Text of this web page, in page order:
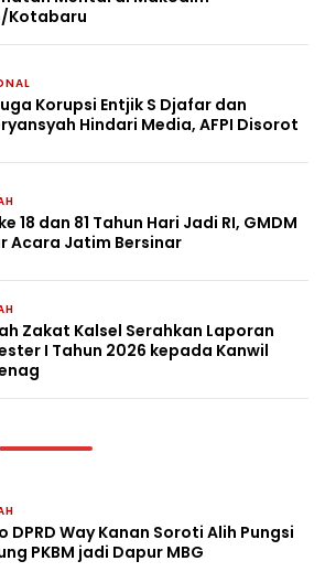
Kotabaru
Korupsi Entjik S Djafar dan
Hindari Media, AFPI Disorot
18 dan 81 Tahun Hari Jadi RI, GMDM
Acara Jatim Bersinar
Zakat Kalsel Serahkan Laporan
I Tahun 2026 kepada Kanwil
DPRD Way Kanan Soroti Alih Pungsi
PKBM jadi Dapur MBG